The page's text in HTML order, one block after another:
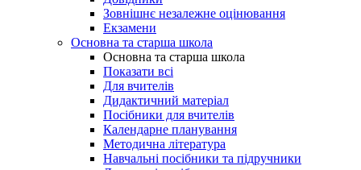
Зовнішнє незалежне оцінювання
Екзамени
Основна та старша школа
Основна та старша школа
Показати всі
Для вчителів
Дидактичний матеріал
Посібники для вчителів
Календарне планування
Методична література
Навчальні посібники та підручники